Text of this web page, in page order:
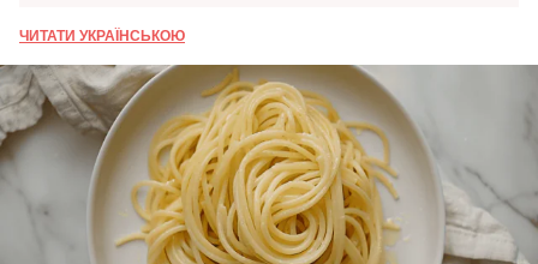
ЧИТАТИ УКРАЇНСЬКОЮ